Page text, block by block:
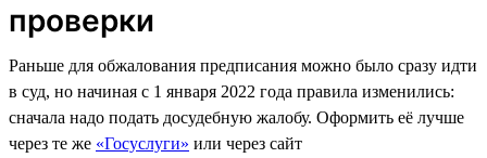
проверки
Раньше для обжалования предписания можно было сразу идти
в суд, но начиная с 1 января 2022 года правила изменились:
сначала надо подать досудебную жалобу. Оформить её лучше
через те же «Госуслуги» или через сайт